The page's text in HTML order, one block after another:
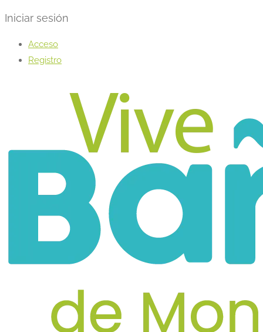
Iniciar sesión
Acceso
Registro